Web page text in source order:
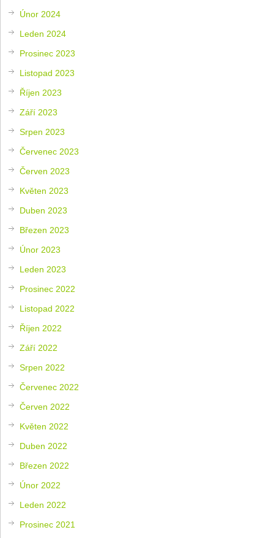
Únor 2024
Leden 2024
Prosinec 2023
Listopad 2023
Říjen 2023
Září 2023
Srpen 2023
Červenec 2023
Červen 2023
Květen 2023
Duben 2023
Březen 2023
Únor 2023
Leden 2023
Prosinec 2022
Listopad 2022
Říjen 2022
Září 2022
Srpen 2022
Červenec 2022
Červen 2022
Květen 2022
Duben 2022
Březen 2022
Únor 2022
Leden 2022
Prosinec 2021